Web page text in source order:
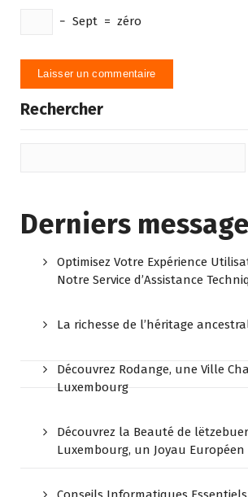
− Sept = zéro
Rechercher
Derniers
Optimisez Votre Expérience
Notre Service d’Assistance
La richesse de l’héritage
Découvrez Rodange, une Ville
Luxembourg
Découvrez la Beauté de
Luxembourg, un Joyau Européen